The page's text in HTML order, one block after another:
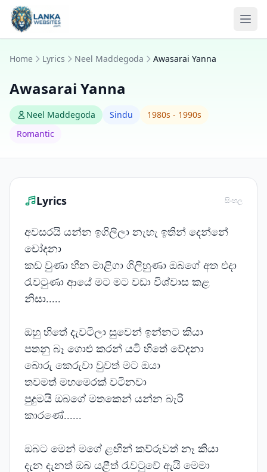
Skip to content
Home Lyrics Neel Maddegoda Awasarai Yanna
Awasarai Yanna
Neel Maddegoda Sindu
1980s - 1990s
Romantic
Lyrics සිංහල
අවසරයි යන්න ඉගිලිලා නැහැ ඉතින් දෙන්නේ
චෝදනා
කඩ වුණා හීන මාළිගා ගිලිහුණා ඔබගේ අත එදා
රැවටුණා ආයේ මට මට වඩා විශ්වාස කළ
නිසා.....
ඔහු හිතේ දැවටිලා සුවෙන් ඉන්නට කියා
පතනු බෑ ගොළු කරන් යටි හිතේ වේදනා
බොරු කෙරුවා වුවත් මට ඔයා
තවමත් මහමෙරක් වටිනවා
පුදුමයි ඔබගේ මතකෙන් යන්න බැරි
කාරණේ......
ඔබට මෙන් මගේ ළඟින් කව්රුවත් නෑ කියා
දැන දැනත් ඔබ යළීත් රැවටුවේ ඇයි මෙමා